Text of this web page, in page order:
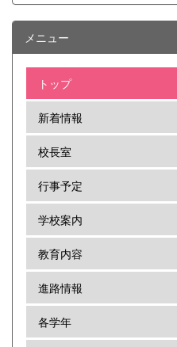
メニュー
トップ
新着情報
校長室
行事予定
学校案内
教育内容
進路情報
各学年